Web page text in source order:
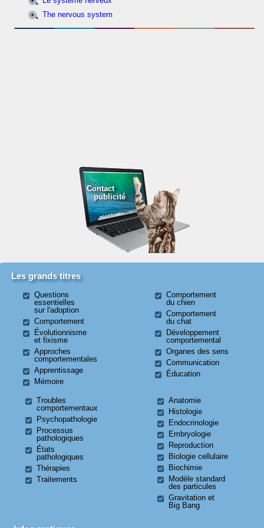
The nervous system
Contact
publicité
Les grands titres
Questions
essentielles
sur l'adoption
Comportement
Évolutionnisme
et fixisme
Approches
comportementales
Apprentissage
Mémoire
Comportement
du chien
Comportement
du chat
Développement
comportemental
Organes des sens
Communication
Éducation
Troubles
comportementaux
Psychopathologie
Processus
pathologiques
États
pathologiques
Thérapies
Traitements
Anatomie
Histologie
Endocrinologie
Embryologie
Reproduction
Biologie cellulaire
Biochimie
Modèle standard
des particules
Gravitation et
Big Bang